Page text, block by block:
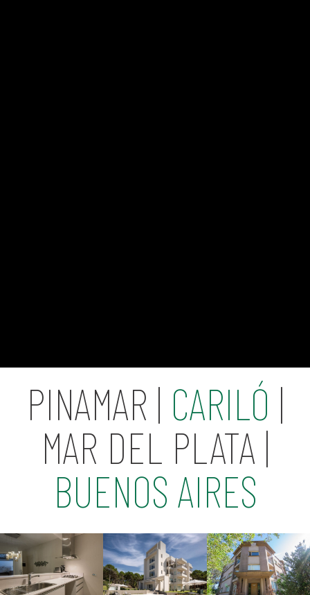
PINAMAR | CARILÓ |
MAR DEL PLATA |
BUENOS AIRES